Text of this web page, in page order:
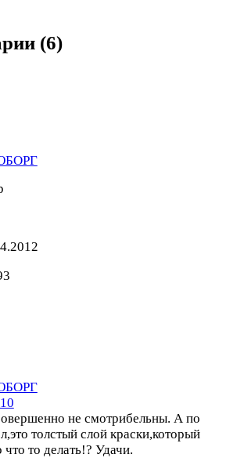
(6)
не смотрибельны. А по
толстый слой краски,который
что то делать!? Удачи.